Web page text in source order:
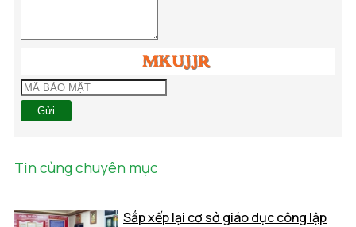
Gửi
Tin cùng chuyên mục
Sắp xếp lại cơ sở giáo dục công lập